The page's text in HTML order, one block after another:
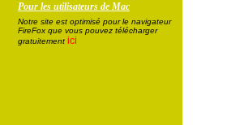
Pour les utilisateurs de Mac
Notre site est optimisé pour le navigateur
FireFox que vous pouvez télécharger
gratuitement ici